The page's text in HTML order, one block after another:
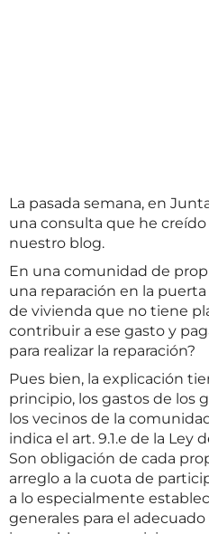
La pasada semana, en
una consulta que he
nuestro blog.
En una comunidad de
una reparación en la
de vivienda que no tiene
contribuir a ese gasto y
para realizar la reparación?
Pues bien, la explicación
principio, los gastos de los
los vecinos de la
indica el art. 9.1.e de la Ley
Son obligación de cada
arreglo a la cuota de
a lo especialmente
generales para el